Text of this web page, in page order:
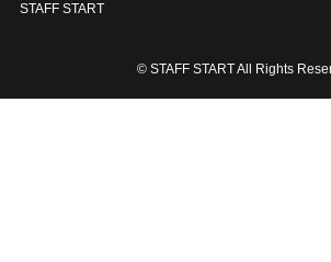
STAFF START
© STAFF START All Rights